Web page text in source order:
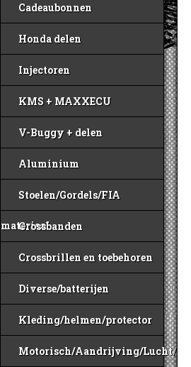
Cadeaubonnen
Honda delen
Injectoren
KMS + MAXXECU
V-Buggy + delen
Aluminium
Stoelen/Gordels/FIA
materiaal
Crossbanden
Crossbrillen en toebehoren
Diverse/batterijen
Kleding/helmen/protector
Motorisch/Aandrijving/Lucht/